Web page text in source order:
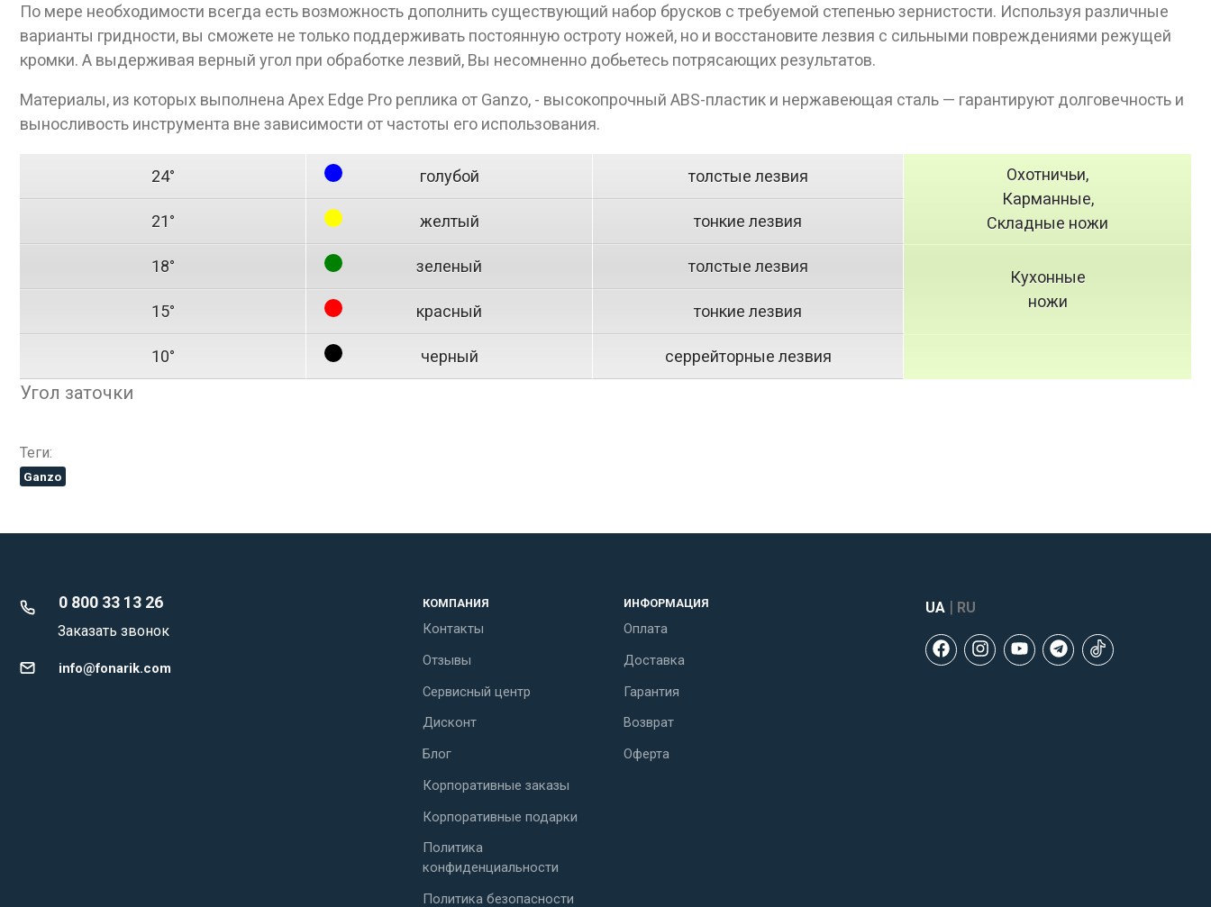
По мере необходимости всегда есть возможность дополнить существующий набор брусков с требуемой степенью зернистости. Используя различные
варианты гридности, вы сможете не только поддерживать постоянную остроту ножей, но и восстановите лезвия с сильными повреждениями режущей
кромки. А выдерживая верный угол при обработке лезвий, Вы несомненно добьетесь потрясающих результатов.
Материалы, из которых выполнена Apex Edge Pro реплика от Ganzo, - высокопрочный ABS-пластик и нержавеющая сталь — гарантируют долговечность и
выносливость инструмента вне зависимости от частоты его использования.
Угол заточки
24° голубой толстые лезвия
Охотничьи,
Карманные,
Складные ножи
21° желтый тонкие лезвия
18° зеленый толстые лезвия
Кухонные
ножи
15° красный тонкие лезвия
10° черный серрейторные лезвия
Теги:
Ganzo
0 800 33 13 26
Заказать звонок
info@fonarik.com
КОМПАНИЯ
Контакты
Отзывы
Сервисный центр
Дисконт
Блог
Корпоративные заказы
Корпоративные подарки
Политика
конфиденциальности
Политика безопасности
ИНФОРМАЦИЯ
Оплата
Доставка
Гарантия
Возврат
Оферта
UA | RU